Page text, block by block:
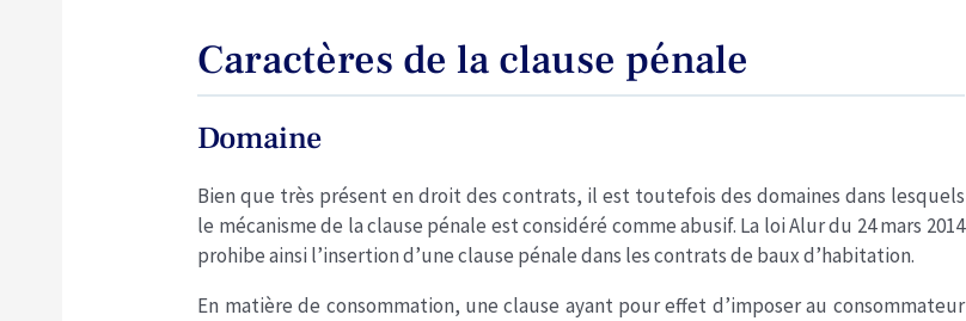
Caractères de la clause pénale
Domaine
Bien que très présent en droit des contrats, il est toutefois des domaines dans lesquels
le mécanisme de la clause pénale est considéré comme abusif. La loi Alur du 24 mars 2014
prohibe ainsi l’insertion d’une clause pénale dans les contrats de baux d’habitation.
En matière de consommation, une clause ayant pour effet d’imposer au consommateur